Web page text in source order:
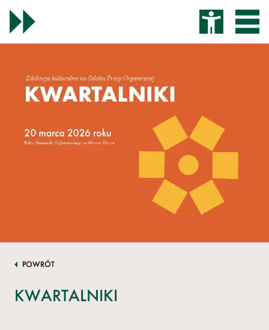
POWRÓT
KWARTALNIKI